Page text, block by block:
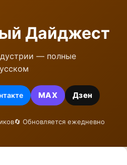
Дайджест
— полные
MAX Дзен
🔄 Обновляется ежедневно